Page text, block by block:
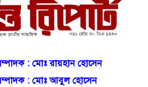
যন্ত্র বিকলের বাহানা: বেসরকারির
শোষণে জিম্মি ওসমানীর রোগীরা!
শাহপরানের পর মোগলাবাজারেও ওসি
মনিরের ত্রাসের রাজত্ব, মুখ খুললেন
সাবেক বডিগার্ড!
: মোঃ রায়হান হোসেন
সম্পাদক : মোঃ আবুল হোসেন